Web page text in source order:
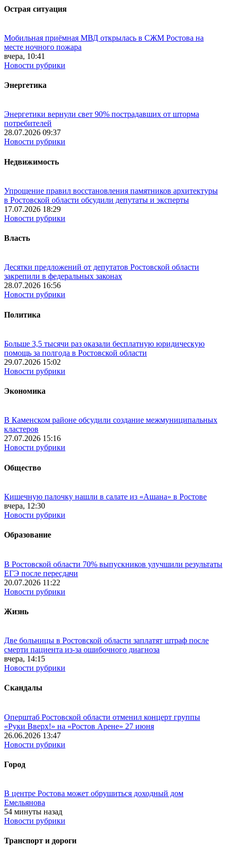
Острая ситуация
Мобильная приёмная МВД открылась в СЖМ Ростова на
месте ночного пожара
вчера, 10:41
Новости рубрики
Энергетика
Энергетики вернули свет 90% пострадавших от шторма
потребителей
28.07.2026 09:37
Новости рубрики
Недвижимость
Упрощение правил восстановления памятников архитектуры
в Ростовской области обсудили депутаты и эксперты
17.07.2026 18:29
Новости рубрики
Власть
Десятки предложений от депутатов Ростовской области
закрепили в федеральных законах
28.07.2026 16:56
Новости рубрики
Политика
Больше 3,5 тысячи раз оказали бесплатную юридическую
помощь за полгода в Ростовской области
29.07.2026 15:02
Новости рубрики
Экономика
В Каменском районе обсудили создание межмуниципальных
кластеров
27.07.2026 15:16
Новости рубрики
Общество
Кишечную палочку нашли в салате из «Ашана» в Ростове
вчера, 12:30
Новости рубрики
Образование
В Ростовской области 70% выпускников улучшили результаты
ЕГЭ после пересдачи
20.07.2026 11:22
Новости рубрики
Жизнь
Две больницы в Ростовской области заплатят штраф после
смерти пациента из-за ошибочного диагноза
вчера, 14:15
Новости рубрики
Скандалы
Оперштаб Ростовской области отменил концерт группы
«Руки Вверх!» на «Ростов Арене» 27 июня
26.06.2026 13:47
Новости рубрики
Город
В центре Ростова может обрушиться доходный дом
Емельянова
54 минуты назад
Новости рубрики
Транспорт и дороги